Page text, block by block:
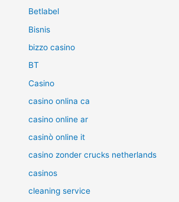
Betlabel
Bisnis
bizzo casino
BT
Casino
casino onlina ca
casino online ar
casinò online it
casino zonder crucks netherlands
casinos
cleaning service